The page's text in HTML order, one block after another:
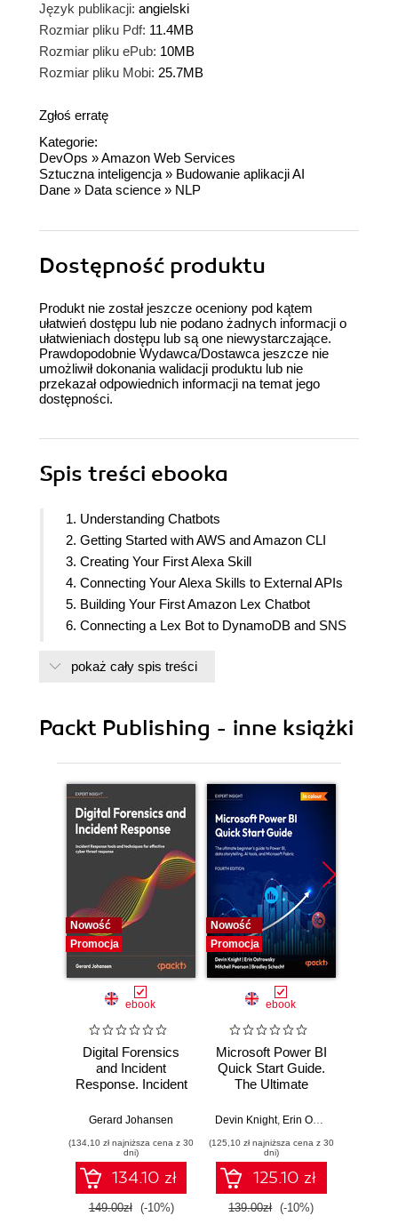
Język publikacji: angielski
Rozmiar pliku Pdf: 11.4MB
Rozmiar pliku ePub: 10MB
Rozmiar pliku Mobi: 25.7MB
Zgłoś erratę
Kategorie:
DevOps »Amazon Web Services
Sztuczna inteligencja » Budowanie aplikacji AI
Dane » Data science » NLP
Dostępność produktu
Produkt nie został jeszcze oceniony pod kątem
ułatwień dostępu lub nie podano żadnych informacji o
ułatwieniach dostępu lub są one niewystarczające.
Prawdopodobnie Wydawca/Dostawca jeszcze nie
umożliwił dokonania walidacji produktu lub nie
przekazał odpowiednich informacji na temat jego
dostępności.
Spis treści ebooka
1. Understanding Chatbots
2. Getting Started with AWS and Amazon CLI
3. Creating Your First Alexa Skill
4. Connecting Your Alexa Skills to External APIs
5. Building Your First Amazon Lex Chatbot
6. Connecting a Lex Bot to DynamoDB and SNS
Twilio and HTTP
pokaż cały spis treści
Packt Publishing - inne książki
Nowość
Promocja
ebook
Digital Forensics
and Incident
Response. Incident
and techniques for
threat response -
Fourth Edition
Gerard Johansen
(134,10 zł najniższa cena z 30
dni)
134.10 zł
149.00zł (-10%)
Nowość
Promocja
ebook
Microsoft Power BI
Quick Start Guide.
The Ultimate
to Power BI, Data
Tools, and
Microsoft Fabric -
Fourth Edition
Devin Knight, Erin Ostrowsky
(125,10 zł najniższa cena z 30
dni)
125.10 zł
139.00zł (-10%)